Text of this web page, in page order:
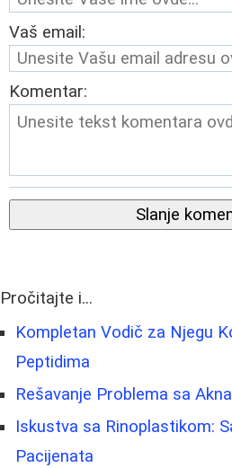
Vaš email:
Komentar:
Slanje
Pročitajte i...
Kompletan Vodič za Njegu
Peptidima
Rešavanje Problema sa
Iskustva sa Rinoplastikom:
Pacijenata